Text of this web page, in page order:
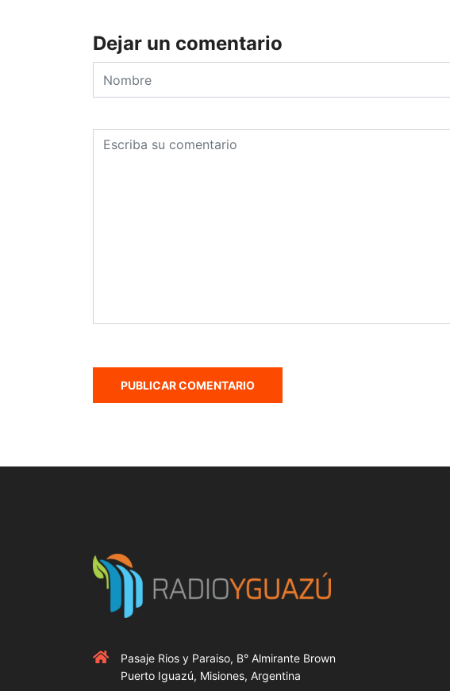
Dejar un comentario
Pasaje Rios y Paraiso, B° Almirante Brown
Puerto Iguazú, Misiones, Argentina